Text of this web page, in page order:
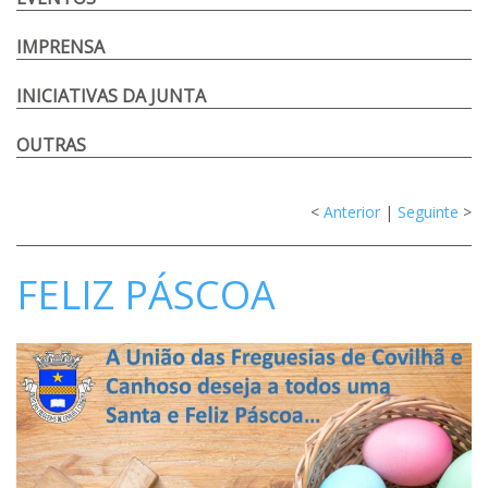
IMPRENSA
INICIATIVAS DA JUNTA
OUTRAS
< Anterior | Seguinte >
FELIZ PÁSCOA